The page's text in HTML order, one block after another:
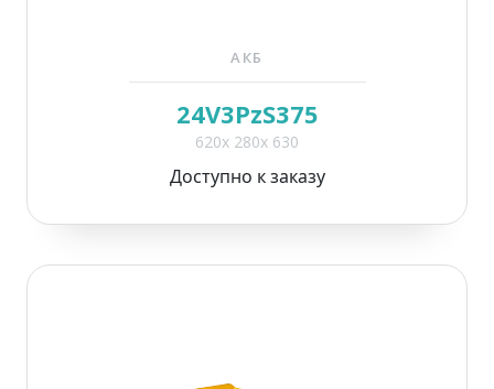
АКБ
24V3PzS375
620x 280x 630
Доступно к заказу